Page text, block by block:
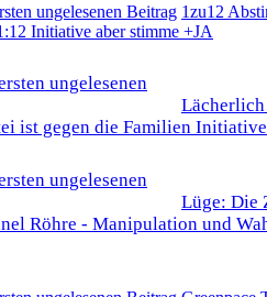
1zu12
Initiative aber stimme +JA
5 durchschnittlich
ist gegen die Familien
5 durchschnittlich
Lüge: Die
Röhre - Manipulation und
5 durchschnittlich